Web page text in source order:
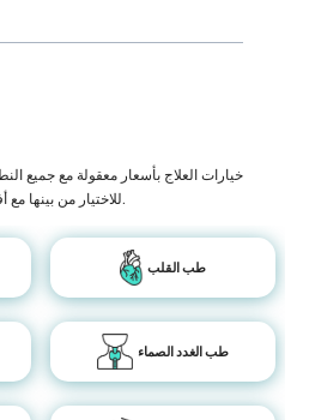
خيارات العلاج بأسعار معقولة مع جميع
للاختيار من بينها مع أفضل جودة للرعاية الصحية في البلاد.
طب القلب
طب الغدد الصماء